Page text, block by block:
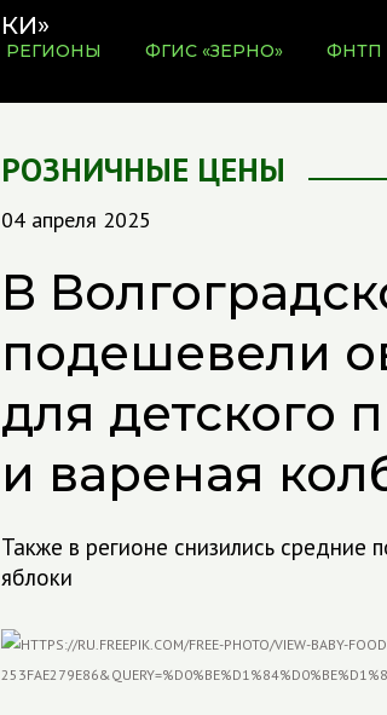
РЕГИОНЫ ФГИС «ЗЕРНО» ФНТП
РОЗНИЧНЫЕ ЦЕНЫ
04 апреля 2025
В
подешевели
для детского
и вареная
Также в регионе снизились средние
яблоки